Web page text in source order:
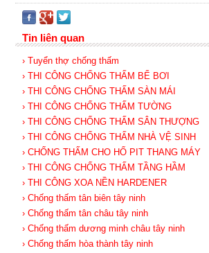
Tin liên quan
› Tuyển thợ chống thấm
› THI CÔNG CHỐNG THẤM BỂ BƠI
› THI CÔNG CHỐNG THẤM SÀN MÁI
› THI CÔNG CHỐNG THẤM TƯỜNG
› THI CÔNG CHỐNG THẤM SÂN THƯỢNG
› THI CÔNG CHỐNG THẤM NHÀ VỆ SINH
› CHỐNG THẤM CHO HỐ PIT THANG MÁY
› THI CÔNG CHỐNG THẤM TẦNG HẦM
› THI CÔNG XOA NỀN HARDENER
› Chống thấm tân biên tây ninh
› Chống thấm tân châu tây ninh
› Chống thấm dương minh châu tây ninh
› Chống thấm hòa thành tây ninh